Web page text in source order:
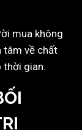
mua không
tâm về chất
thời gian.